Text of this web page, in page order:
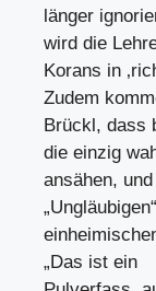
länger
wird die
Korans in
Zudem
Brückl, dass
die einzig
ansähen,
„Das ist ein